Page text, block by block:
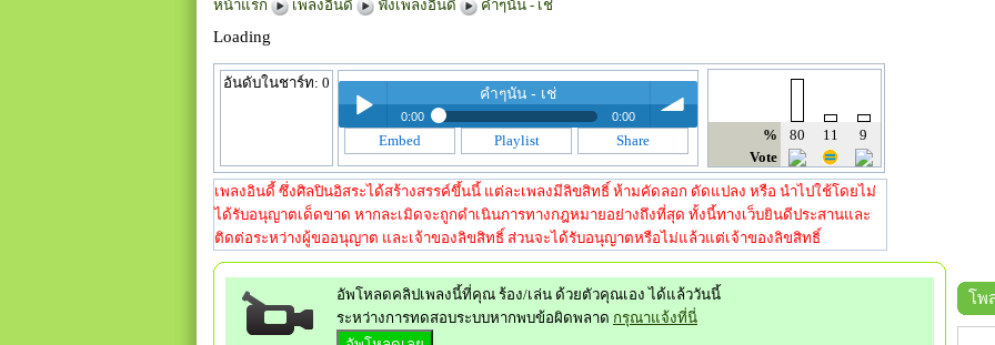
หน้าแรก เพลงอินดี้ ฟังเพลงอินดี้ คำๆนั้น - เช่
Loading
อันดับในชาร์ท: 0
Play /
pause
คำๆนั้น - เช่
0:00 0:00
volume
คำๆนั้น - เช่
คำๆนั้น - เช่
Embed Playlist Share % 80 11
9
Vote
เพลงอินดี้ ซึ่งศิลปินอิสระได้สร้างสรรค์ขึ้นนี้ แต่ละเพลงมีลิขสิทธิ์ ห้ามคัดลอก ดัดแปลง หรือ นำไปใช้โดยไม่
ได้รับอนุญาตเด็ดขาด หากละเมิดจะถูกดำเนินการทางกฎหมายอย่างถึงที่สุด ทั้งนี้ทางเว็บยินดีประสานและ
ติดต่อระหว่างผู้ขออนุญาต และเจ้าของลิขสิทธิ์ ส่วนจะได้รับอนุญาตหรือไม่แล้วแต่เจ้าของลิขสิทธิ์
อัพโหลดคลิปเพลงนี้ที่คุณ ร้อง/เล่น ด้วยตัวคุณเอง ได้แล้ววันนี้
ระหว่างการทดสอบระบบหากพบข้อผิดพลาด กรุณาแจ้งที่นี่
โพ